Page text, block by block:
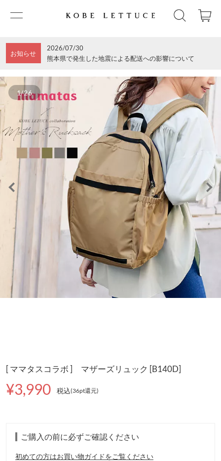
お知らせ
2026/07/30
熊本県で発生した地震による配送への影響について
1/26
[ ママタスコラボ ] マザーズリュック [B140D]
¥3,990 税込(36pt還元)
ご購入の前に必ずご確認ください
初めての方はお買い物ガイドをご覧ください